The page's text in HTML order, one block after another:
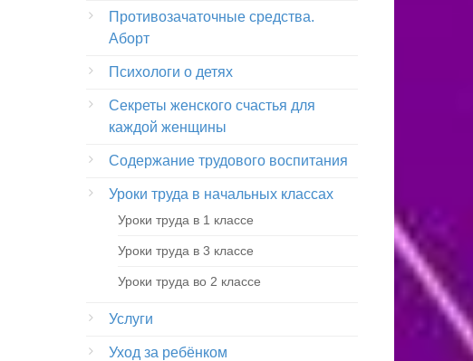
Противозачаточные средства.
Аборт
Психологи о детях
Секреты женского счастья для
каждой женщины
Содержание трудового воспитания
Уроки труда в начальных классах
Уроки труда в 1 классе
Уроки труда в 3 классе
Уроки труда во 2 классе
Услуги
Уход за ребёнком